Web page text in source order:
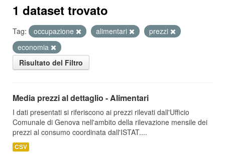
1 dataset trovato
Tag: occupazione alimentari
prezzi
economia
Risultato del Filtro
Media prezzi al dettaglio - Alimentari
I dati presentati si riferiscono ai prezzi rilevati dall'Ufficio
Comunale di Genova nell'ambito della rilevazione mensile dei
prezzi al consumo coordinata dall'ISTAT....
CSV